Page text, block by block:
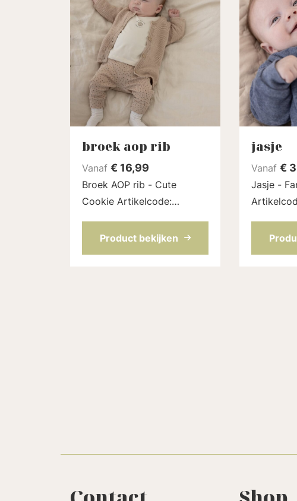
broek aop rib
Vanaf €16,99
Broek AOP rib - Cute
Cookie Artikelcode:
Product bekijken
jasje
Vanaf €
Jasje -